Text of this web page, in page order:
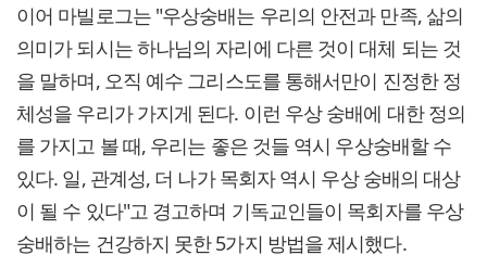
이어 마빌로그는 "우상숭배는 우리의 안전과 만족, 삶의
의미가 되시는 하나님의 자리에 다른 것이 대체 되는 것
을 말하며, 오직 예수 그리스도를 통해서만이 진정한 정
체성을 우리가 가지게 된다. 이런 우상 숭배에 대한 정의
를 가지고 볼 때, 우리는 좋은 것들 역시 우상숭배할 수
있다. 일, 관계성, 더 나가 목회자 역시 우상 숭배의 대상
이 될 수 있다"고 경고하며 기독교인들이 목회자를 우상
숭배하는 건강하지 못한 5가지 방법을 제시했다.